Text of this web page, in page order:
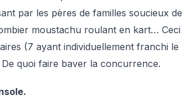
par les pères de familles soucieux de
moustachu roulant en kart… Ceci
(7 ayant individuellement franchi le
quoi faire baver la concurrence.